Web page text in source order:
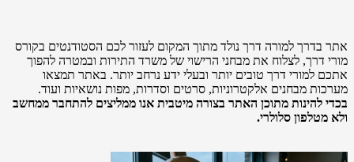
אתר בדרך למורה דרך נולד מתוך המקום לעזור לכם הסטודנטים בקורס
מורי דרך, לצלוח את מבחני הרישוי של משרד התירות ובמטרה להפוך
אתכם למורי דרך טובים יותר ובעלי ידע נרחב יותר. באתר תמצאו
מערכות מבחנים אלקטרוניות, סרטים וסדרות, מפות נושאיות ועוד.
בכדי להינות מתוכן האתר בצורה מיטבית אנו ממליצים להתחבר ממחשב
ולא מטלפון סלולרי.